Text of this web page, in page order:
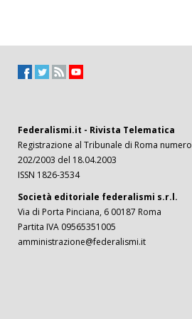
Federalismi.it - Rivista Telematica
Registrazione al Tribunale di Roma numero
202/2003 del 18.04.2003
ISSN 1826-3534
Società editoriale federalismi s.r.l.
Via di Porta Pinciana, 6 00187 Roma
Partita IVA 09565351005
amministrazione@federalismi.it